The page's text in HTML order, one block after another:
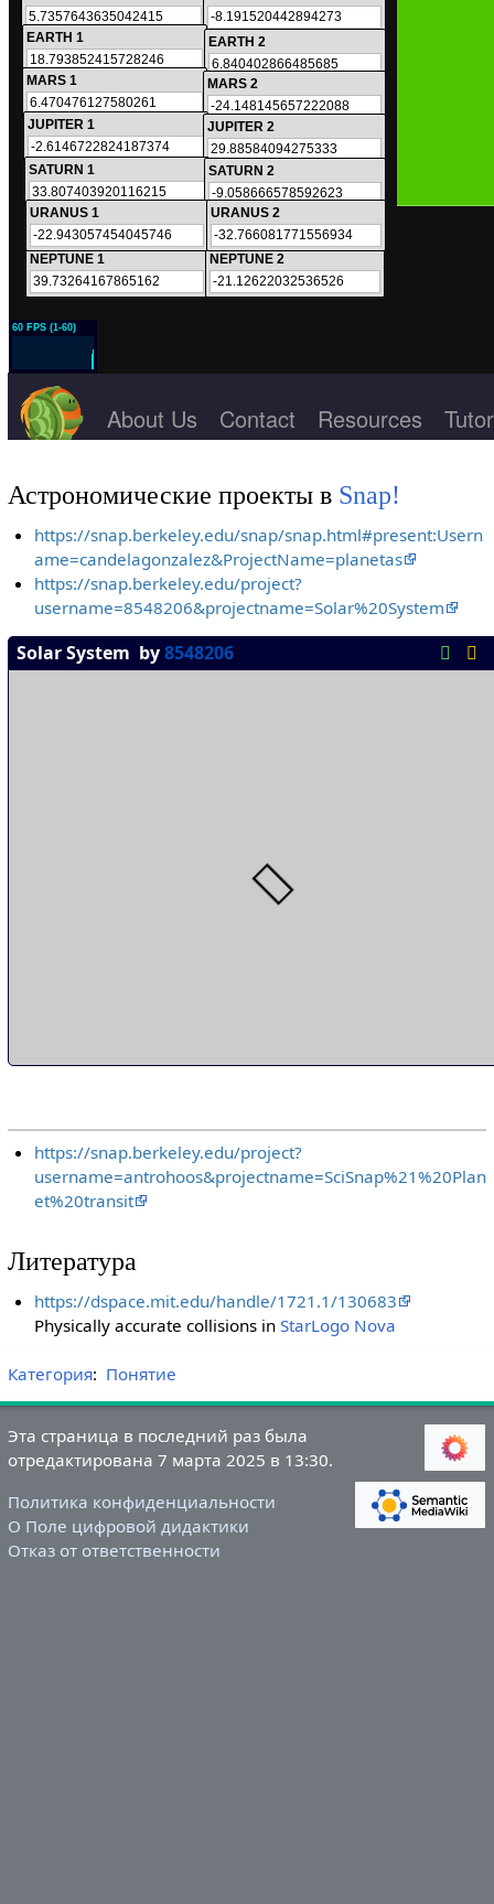
Астрономические проекты в Snap!
https://snap.berkeley.edu/snap/snap.html#present:Usern
ame=candelagonzalez&ProjectName=planetas
https://snap.berkeley.edu/project?
username=8548206&projectname=Solar%20System
https://snap.berkeley.edu/project?
username=antrohoos&projectname=SciSnap%21%20Plan
et%20transit
Литература
https://dspace.mit.edu/handle/1721.1/130683
Physically accurate collisions inStarLogo Nova
Категория: Понятие
Эта страница в последний раз была
отредактирована 7 марта 2025 в 13:30.
Политика конфиденциальности
О Поле цифровой дидактики
Отказ от ответственности